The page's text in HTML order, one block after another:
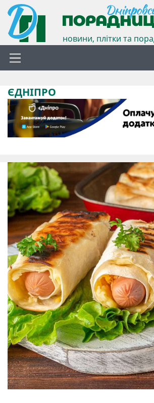
новини, плітки та
ЄДНІПРО